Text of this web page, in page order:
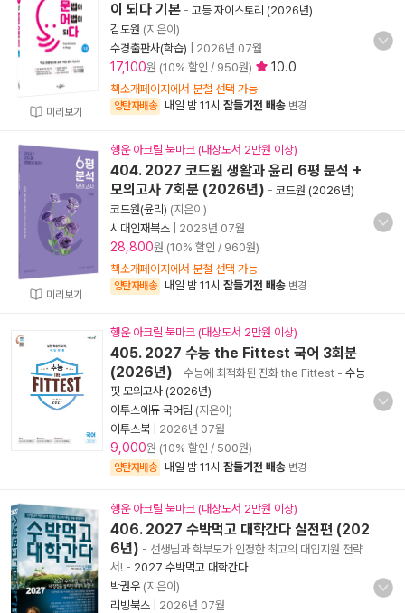
미리보기
이 되다 기본 - 고등 자이스토리 (2026년)
김도원 (지은이)
수경출판사(학습)
2026년 07월
17,100원 (10% 할인 / 950원) 10.0
책소개페이지에서 분철 선택 가능
양탄자배송 내일 밤 11시 잠들기전 배송 변경
미리보기
행운 아크릴 북마크 (대상도서 2만원 이상)
404. 2027 코드원 생활과 윤리 6평 분석 +
모의고사 7회분 (2026년) - 코드원 (2026년)
코드원(윤리) (지은이)
시대인재북스
2026년 07월
28,800원 (10% 할인 / 960원)
책소개페이지에서 분철 선택 가능
양탄자배송 내일 밤 11시 잠들기전 배송 변경
행운 아크릴 북마크 (대상도서 2만원 이상)
405. 2027 수능 the Fittest 국어 3회분
(2026년) - 수능에 최적화된 진화 the Fittest - 수능
핏 모의고사 (2026년)
이투스에듀 국어팀 (지은이)
이투스북
2026년 07월
9,000원 (10% 할인 / 500원)
양탄자배송 내일 밤 11시 잠들기전 배송 변경
행운 아크릴 북마크 (대상도서 2만원 이상)
406. 2027 수박먹고 대학간다 실전편 (202
6년) - 선생님과 학부모가 인정한 최고의 대입지원 전략
서! - 2027 수박먹고 대학간다
박권우 (지은이)
리빙북스
2026년 07월